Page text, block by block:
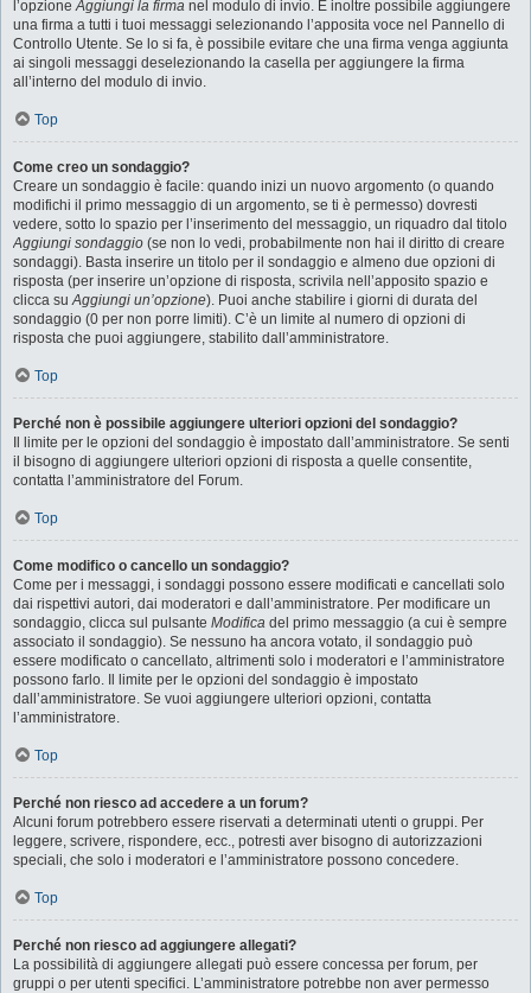
l’opzioneAggiungi la firma nel modulo di invio. È inoltre possibile aggiungere
una firma a tutti i tuoi messaggi selezionando l’apposita voce nel Pannello di
Controllo Utente. Se lo si fa, è possibile evitare che una firma venga aggiunta
ai singoli messaggi deselezionando la casella per aggiungere la firma
all’interno del modulo di invio.
Top
Come creo un sondaggio?
Creare un sondaggio è facile: quando inizi un nuovo argomento (o quando
modifichi il primo messaggio di un argomento, se ti è permesso) dovresti
vedere, sotto lo spazio per l’inserimento del messaggio, un riquadro dal titolo
Aggiungi sondaggio (se non lo vedi, probabilmente non hai il diritto di creare
sondaggi). Basta inserire un titolo per il sondaggio e almeno due opzioni di
risposta (per inserire un’opzione di risposta, scrivila nell’apposito spazio e
clicca suAggiungi un’opzione). Puoi anche stabilire i giorni di durata del
sondaggio (0 per non porre limiti). C’è un limite al numero di opzioni di
risposta che puoi aggiungere, stabilito dall’amministratore.
Top
Perché non è possibile aggiungere ulteriori opzioni del sondaggio?
Il limite per le opzioni del sondaggio è impostato dall’amministratore. Se senti
il bisogno di aggiungere ulteriori opzioni di risposta a quelle consentite,
contatta l’amministratore del Forum.
Top
Come modifico o cancello un sondaggio?
Come per i messaggi, i sondaggi possono essere modificati e cancellati solo
dai rispettivi autori, dai moderatori e dall’amministratore. Per modificare un
sondaggio, clicca sul pulsante Modifica del primo messaggio (a cui è sempre
associato il sondaggio). Se nessuno ha ancora votato, il sondaggio può
essere modificato o cancellato, altrimenti solo i moderatori e l’amministratore
possono farlo. Il limite per le opzioni del sondaggio è impostato
dall’amministratore. Se vuoi aggiungere ulteriori opzioni, contatta
l’amministratore.
Top
Perché non riesco ad accedere a un forum?
Alcuni forum potrebbero essere riservati a determinati utenti o gruppi. Per
leggere, scrivere, rispondere, ecc., potresti aver bisogno di autorizzazioni
speciali, che solo i moderatori e l’amministratore possono concedere.
Top
Perché non riesco ad aggiungere allegati?
La possibilità di aggiungere allegati può essere concessa per forum, per
gruppi o per utenti specifici. L’amministratore potrebbe non aver permesso